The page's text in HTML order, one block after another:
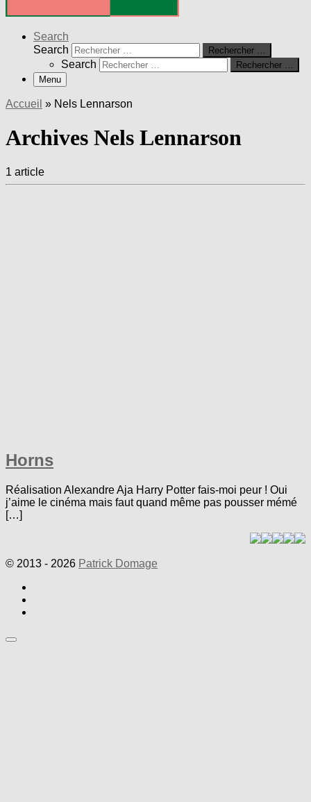
Search
Search
Rechercher …
Search
Rechercher …
Menu
Accueil » Nels Lennarson
Archives Nels Lennarson
1 article
Horns
Réalisation Alexandre Aja Harry Potter fais-moi peur ! Oui
j’aime le cinéma mais faut quand même pas pousser mémé
[…]
© 2013 - 2026 Patrick Domage